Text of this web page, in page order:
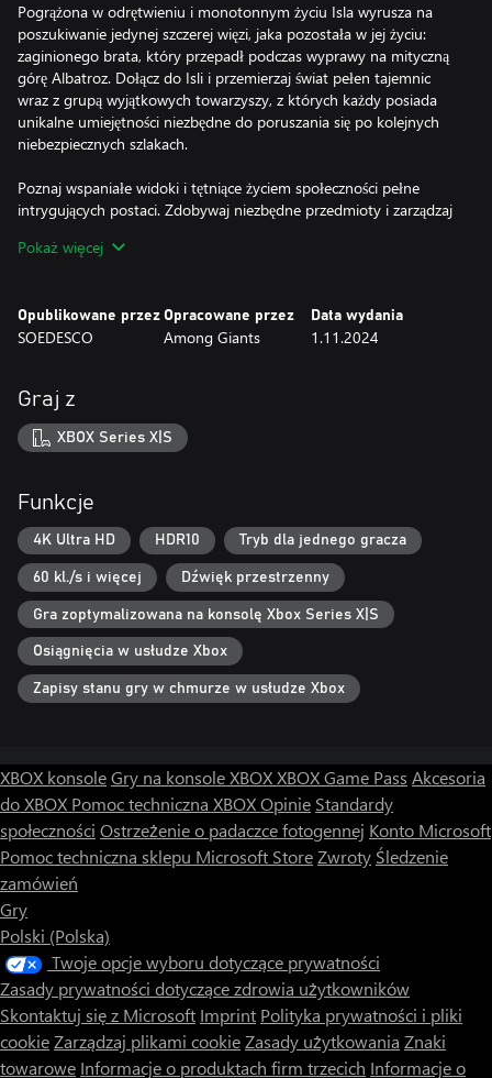
Pogrążona w odrętwieniu i monotonnym życiu Isla wyrusza na
poszukiwanie jedynej szczerej więzi, jaka pozostała w jej życiu:
zaginionego brata, który przepadł podczas wyprawy na mityczną
górę Albatroz. Dołącz do Isli i przemierzaj świat pełen tajemnic
wraz z grupą wyjątkowych towarzyszy, z których każdy posiada
unikalne umiejętności niezbędne do poruszania się po kolejnych
niebezpiecznych szlakach.
Poznaj wspaniałe widoki i tętniące życiem społeczności pełne
intrygujących postaci. Zdobywaj niezbędne przedmioty i zarządzaj
warunkach. Odkryj bogatą opowieść o odkrywaniu siebie i
Pokaż więcej
Opublikowane przez
SOEDESCO
Opracowane przez
Among Giants
Data wydania
1.11.2024
Graj z
XBOX Series X|S
Funkcje
4K Ultra HD HDR10 Tryb dla jednego gracza
60 kl./s i więcej Dźwięk przestrzenny
Gra zoptymalizowana na konsolę Xbox Series X|S
Osiągnięcia w usłudze Xbox
Zapisy stanu gry w chmurze w usłudze Xbox
XBOX konsoleGry na konsole XBOXXBOX Game Pass Akcesoria
do XBOX Pomoc techniczna XBOXOpinie Standardy
społeczności Ostrzeżenie o padaczce fotogennej Konto Microsoft
Pomoc techniczna sklepu Microsoft StoreZwroty Śledzenie
zamówień
Gry
Polski (Polska)
Twoje opcje wyboru dotyczące prywatności
Zasady prywatności dotyczące zdrowia użytkowników
Skontaktuj się z Microsoft Imprint Polityka prywatności i pliki
cookieZarządzaj plikami cookieZasady użytkowania Znaki
towarowe Informacje o produktach firm trzecich Informacje o